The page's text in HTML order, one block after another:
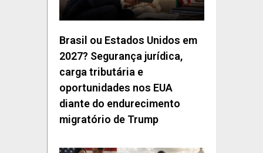
Brasil ou Estados Unidos em
2027? Segurança jurídica,
carga tributária e
oportunidades nos EUA
diante do endurecimento
migratório de Trump